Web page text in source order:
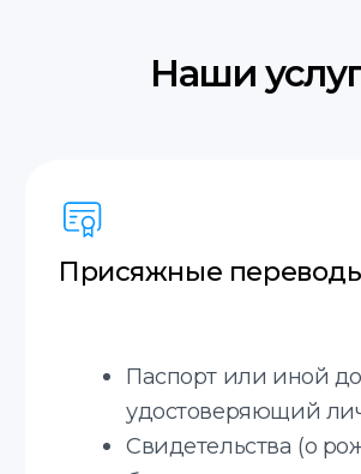
Соглашаюсь сполитикой
конфиденциальности
Отправить